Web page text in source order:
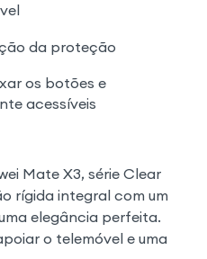
da proteção
os botões e
acessíveis
Mate X3, série Clear
rígida integral com um
elegância perfeita.
o telemóvel e uma